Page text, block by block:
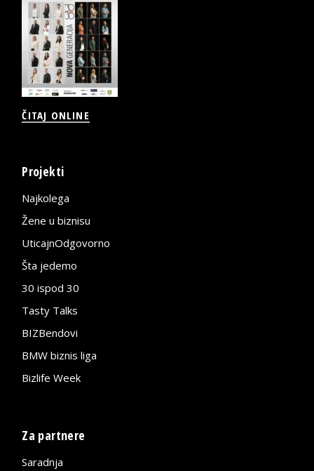
ČITAJ ONLINE
Projekti
Najkolega
Žene u biznisu
UticajnOdgovorno
Šta jedemo
30 ispod 30
Tasty Talks
BIZBendovi
BMW biznis liga
Bizlife Week
Za partnere
Saradnja